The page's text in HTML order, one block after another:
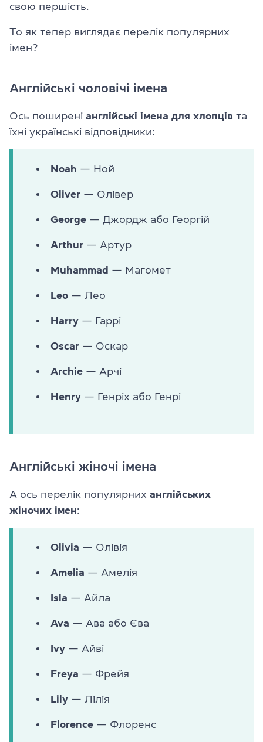
свою першість.
То як тепер виглядає перелік популярних
імен?
Англійські чоловічі імена
Ось поширені англійські імена для хлопців та
їхні українські відповідники:
Noah — Ной
Oliver — Олівер
George — Джордж або Георгій
Arthur — Артур
Muhammad — Магомет
Leo — Лео
Harry — Гаррі
Oscar — Оскар
Archie — Арчі
Henry — Генріх або Генрі
Англійські жіночі імена
А ось перелік популярних англійських
жіночих імен:
Olivia — Олівія
Amelia — Амелія
Isla — Айла
Ava — Ава або Єва
Ivy — Айві
Freya — Фрейя
Lily — Лілія
Florence — Флоренс